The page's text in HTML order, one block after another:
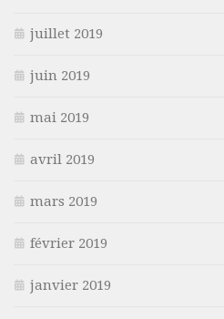
juillet 2019
juin 2019
mai 2019
avril 2019
mars 2019
février 2019
janvier 2019